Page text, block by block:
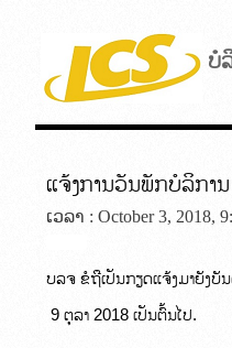
ບໍ
ແຈ້ງການວັນພັກບໍລິການ
ເວລາ : October 3, 2018,
ບລຈ ຂໍຖືເປັນກຽດແຈ້ງມາຍັງບັນ
9 ຕຸລາ 2018 ເປັນຕົ້ນໄປ.